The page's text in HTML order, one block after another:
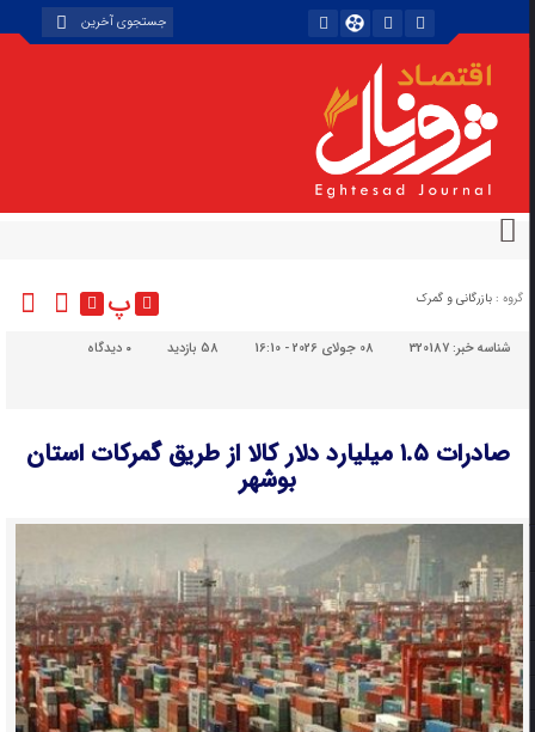
گروه : بازرگانی و گمرک پ
شناسه خبر:320187 08 جولای 2026 - 16:10 58 بازدید دیدگاه
صادرات ۱.۵ میلیارد دلار کالا از طریق گمرکات استان
بوشهر